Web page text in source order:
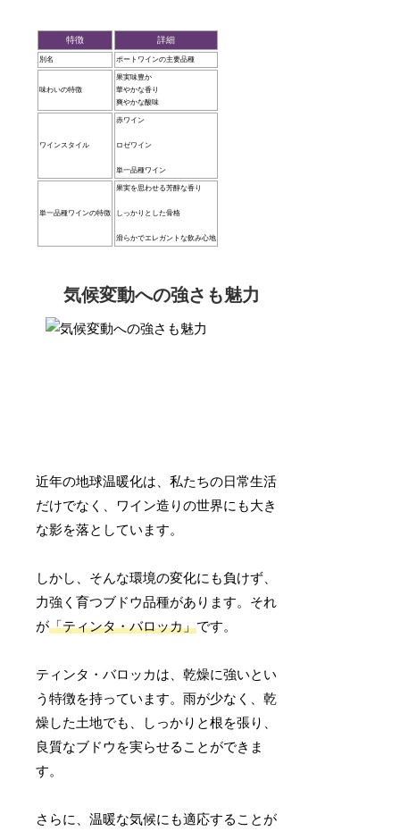
特徴 詳細
別名 ポートワインの主要品種
味わいの特徴
果実味豊か
華やかな香り
爽やかな酸味
ワインスタイル
赤ワイン
ロゼワイン
単一品種ワイン
単一品種ワインの特徴
果実を思わせる芳醇な香り
しっかりとした骨格
滑らかでエレガントな飲み心地
気候変動への強さも魅力
近年の地球温暖化は、私たちの日常生活
だけでなく、ワイン造りの世界にも大き
な影を落としています。
しかし、そんな環境の変化にも負けず、
力強く育つブドウ品種があります。それ
が「ティンタ・バロッカ」です。
ティンタ・バロッカは、乾燥に強いとい
う特徴を持っています。雨が少なく、乾
燥した土地でも、しっかりと根を張り、
良質なブドウを実らせることができま
す。
さらに、温暖な気候にも適応することが